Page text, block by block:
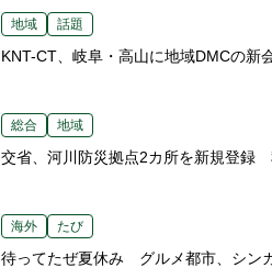
地域 話題
KNT-CT、岐阜・高山に地域DMCの
総合 地域
交省、河川防災拠点2カ所を新規登録
海外 たび
待ってたぜ夏休み グルメ都市、シン